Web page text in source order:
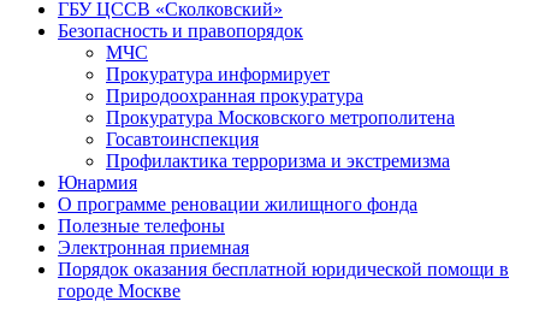
ГБУ ЦССВ «Сколковский»
Безопасность и правопорядок
МЧС
Прокуратура информирует
Природоохранная прокуратура
Прокуратура Московского метрополитена
Госавтоинспекция
Профилактика терроризма и экстремизма
Юнармия
О программе реновации жилищного фонда
Полезные телефоны
Электронная приемная
Порядок оказания бесплатной юридической помощи в
городе Москве